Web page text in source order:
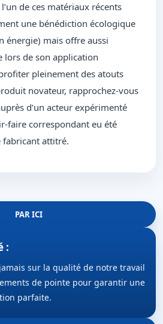
de ces matériaux récents
une bénédiction écologique
énergie) mais offre aussi
lors de son application
pleinement des atouts
novateur, rapprochez-vous
d’un acteur expérimenté
faire correspondant eu été
fabricant attitré.
PAR ICI
:
sur la qualité de notre travail
de pointe pour garantir une
parfaite.